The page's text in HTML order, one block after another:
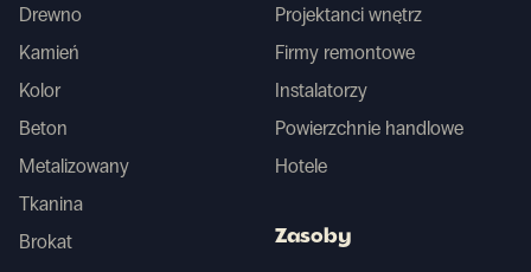
Drewno
Kamień
Kolor
Beton
Metalizowany
Tkanina
Brokat
Projektanci wnętrz
Firmy remontowe
Instalatorzy
Powierzchnie handlowe
Hotele
Zasoby